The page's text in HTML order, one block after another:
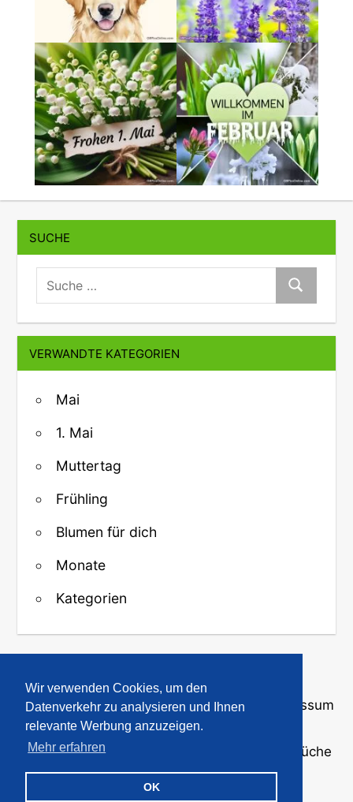
Wir verwenden Cookies, um den
Datenverkehr zu analysieren und Ihnen
relevante Werbung anzuzeigen.
Mehr erfahren
OK
SUCHE
suche:
Suche
VERWANDTE KATEGORIEN
Mai
1. Mai
Muttertag
Frühling
Blumen für dich
Monate
Kategorien
↑ Zurück zum Anfang
Über uns·Kontakt·Datenschutz Impressum
© 2008-2026
· Bilder und Sprüche
für WhatsApp und Profile